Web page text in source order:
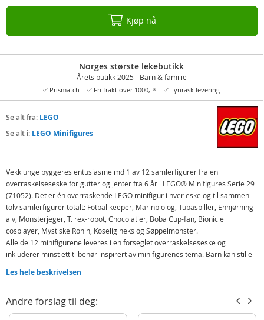
Kjøp nå
Norges største lekebutikk
Årets butikk 2025 - Barn & familie
Prismatch Fri frakt over 1000,-* Lynrask levering
Se alt fra: LEGO
Se alt i: LEGO Minifigures
Vekk unge byggeres entusiasme md 1 av 12 samlerfigurer fra en
overraskelseseske for gutter og jenter fra 6 år i LEGO® Minifigures Serie 29
(71052). Det er én overraskende LEGO minifigur i hver eske og til sammen
tolv samlerfigurer totalt: Fotballkeeper, Marinbiolog, Tubaspiller, Enhjørning-
alv, Monsterjeger, T. rex-robot, Chocolatier, Boba Cup-fan, Bionicle
cosplayer, Mystiske Ronin, Koselig heks og Søppelmonster.
Alle de 12 minifigurene leveres i en forseglet overraskelseseske og
inkluderer minst ett tilbehør inspirert av minifigurenes tema. Barn kan stille
historier alene eller sammen med venner. Denne lille gaven gir kreativ
SAMLERMINIFIGURER – barn og fans fra seks år kan utvide samlingen av
LEGO® minifigurer med én overraskelsesleke fra Serie 29, som
Les hele beskrivelsen
Andre forslag til deg: